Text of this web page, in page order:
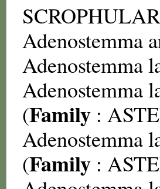
Adenostemma
Adenostemma
Adenostemma
(Family :
Adenostemma
(Family :